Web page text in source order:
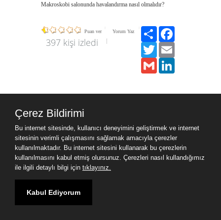
Makroskobi salonunda havalandırma nasıl olmalıdır?
Puan ver Yorum Yaz
397 kişi izledi
Paylaş
Twitter
Gmail
Yer sağlayıcı: Yurdum Yazılım
Çerez Bildirimi
Bu internet sitesinde, kullanıcı deneyimini geliştirmek ve internet
sitesinin verimli çalışmasını sağlamak amacıyla çerezler
kullanılmaktadır. Bu internet sitesini kullanarak bu çerezlerin
kullanılmasını kabul etmiş olursunuz. Çerezleri nasıl kullandığımız
ile ilgili detaylı bilgi için tıklayınız.
Kabul Ediyorum